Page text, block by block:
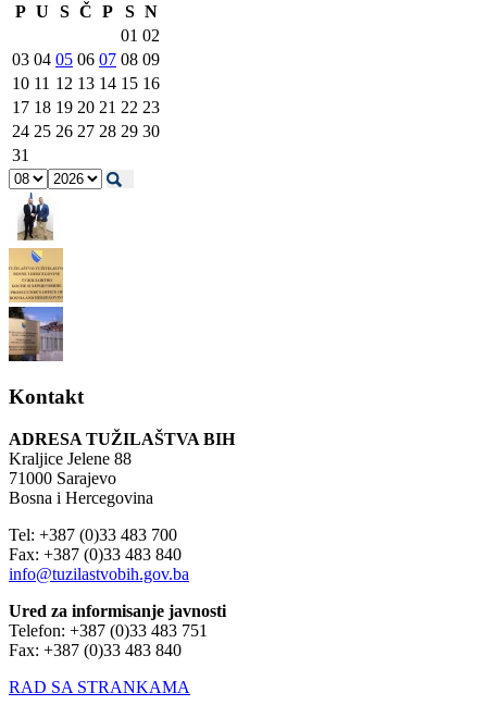
P U S Č P S N
01 02
03 04 05 06 07 08 09
10 11 12 13 14 15 16
17 18 19 20 21 22 23
24 25 26 27 28 29 30
31
Kontakt
ADRESA TUŽILAŠTVA BIH
Kraljice Jelene 88
71000 Sarajevo
Bosna i Hercegovina
Tel: +387 (0)33 483 700
Fax: +387 (0)33 483 840
info@tuzilastvobih.gov.ba
Ured za informisanje javnosti
Telefon: +387 (0)33 483 751
Fax: +387 (0)33 483 840
RAD SA STRANKAMA